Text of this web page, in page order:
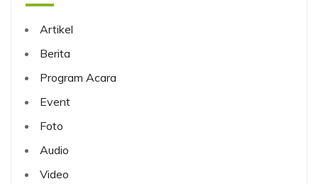
Artikel
Berita
Program Acara
Event
Foto
Audio
Video